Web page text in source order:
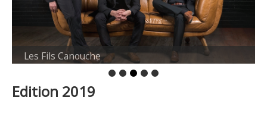
Les Fils Canouche
Edition 2019